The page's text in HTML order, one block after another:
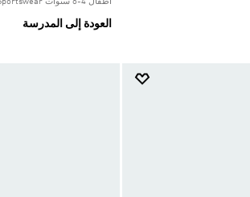
اطفال 4-8 سنوات Sportswear
العودة إلى المدرسة